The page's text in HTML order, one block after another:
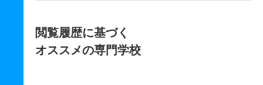
閲覧履歴に基づく
オススメの専門学校